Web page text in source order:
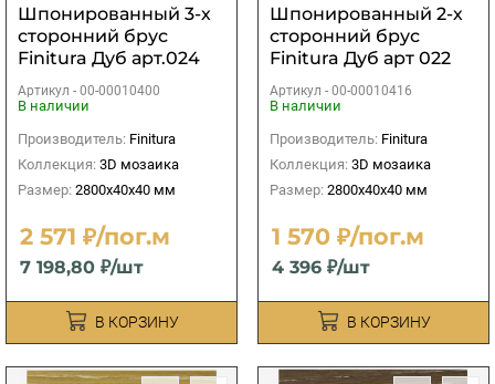
Шпонированный 3-х
сторонний брус
Finitura Дуб арт.024
40х40х2800 мм
Артикул - 00-00010400
В наличии
Производитель: Finitura
Коллекция: 3D мозаика
Размер: 2800х40х40 мм
2 571 ₽/пог.м
7 198,80 ₽/шт
В КОРЗИНУ
Шпонированный 2-х
сторонний брус
Finitura Дуб арт 022
40х40х2800 мм
Артикул - 00-00010416
В наличии
Производитель: Finitura
Коллекция: 3D мозаика
Размер: 2800х40х40 мм
1 570 ₽/пог.м
4 396 ₽/шт
В КОРЗИНУ